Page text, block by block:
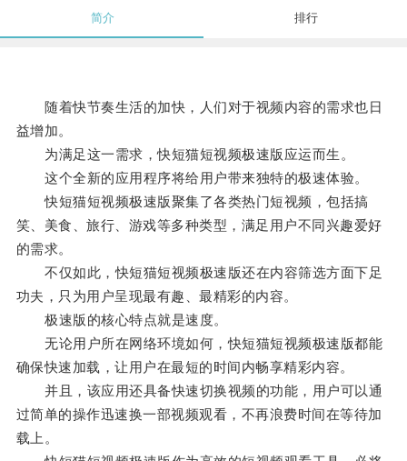
简介 排行
随着快节奏生活的加快，人们对于视频内容的需求也日
益增加。
为满足这一需求，快短猫短视频极速版应运而生。
这个全新的应用程序将给用户带来独特的极速体验。
快短猫短视频极速版聚集了各类热门短视频，包括搞
笑、美食、旅行、游戏等多种类型，满足用户不同兴趣爱好
的需求。
不仅如此，快短猫短视频极速版还在内容筛选方面下足
功夫，只为用户呈现最有趣、最精彩的内容。
极速版的核心特点就是速度。
无论用户所在网络环境如何，快短猫短视频极速版都能
确保快速加载，让用户在最短的时间内畅享精彩内容。
并且，该应用还具备快速切换视频的功能，用户可以通
过简单的操作迅速换一部视频观看，不再浪费时间在等待加
载上。